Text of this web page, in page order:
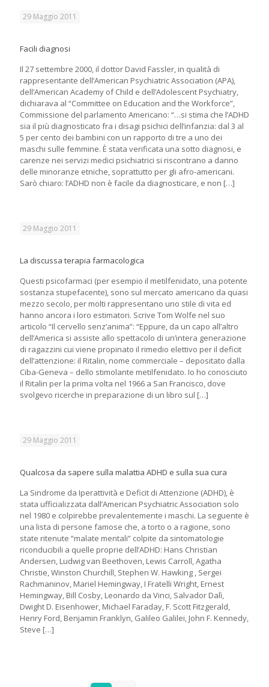
29 Maggio 2011
Facili diagnosi
Il 27 settembre 2000, il dottor David Fassler, in qualità di
rappresentante dell’American Psychiatric Association (APA),
dell’American Academy of Child e dell’Adolescent Psychiatry,
dichiarava al “Committee on Education and the Workforce”,
Commissione del parlamento Americano: “…si stima che l’ADHD
sia il più diagnosticato fra i disagi psichici dell’infanzia: dal 3 al
5 per cento dei bambini con un rapporto di tre a uno dei
maschi sulle femmine. È stata verificata una sotto diagnosi, e
carenze nei servizi medici psichiatrici si riscontrano a danno
delle minoranze etniche, soprattutto per gli afro-americani.
Sarò chiaro: l’ADHD non è facile da diagnosticare, e non […]
29 Maggio 2011
La discussa terapia farmacologica
Questi psicofarmaci (per esempio il metilfenidato, una potente
sostanza stupefacente), sono sul mercato americano da quasi
mezzo secolo, per molti rappresentano uno stile di vita ed
hanno ancora i loro estimatori. Scrive Tom Wolfe nel suo
articolo “Il cervello senz’anima”: “Eppure, da un capo all’altro
dell’America si assiste allo spettacolo di un’intera generazione
di ragazzini cui viene propinato il rimedio elettivo per il deficit
dell’attenzione: il Ritalin, nome commerciale – depositato dalla
Ciba-Geneva – dello stimolante metilfenidato. Io ho conosciuto
il Ritalin per la prima volta nel 1966 a San Francisco, dove
svolgevo ricerche in preparazione di un libro sul […]
29 Maggio 2011
Qualcosa da sapere sulla malattia ADHD e sulla sua cura
La Sindrome da Iperattività e Deficit di Attenzione (ADHD), è
stata ufficializzata dall’American Psychiatric Association solo
nel 1980 e colpirebbe prevalentemente i maschi. La seguente è
una lista di persone famose che, a torto o a ragione, sono
state ritenute “malate mentali” colpite da sintomatologie
riconducibili a quelle proprie dell’ADHD: Hans Christian
Andersen, Ludwig van Beethoven, Lewis Carroll, Agatha
Christie, Winston Churchill, Stephen W. Hawking , Sergei
Rachmaninov, Mariel Hemingway, I Fratelli Wright, Ernest
Hemingway, Bill Cosby, Leonardo da Vinci, Salvador Dalì,
Dwight D. Eisenhower, Michael Faraday, F. Scott Fitzgerald,
Henry Ford, Benjamin Franklyn, Galileo Galilei, John F. Kennedy,
Steve […]